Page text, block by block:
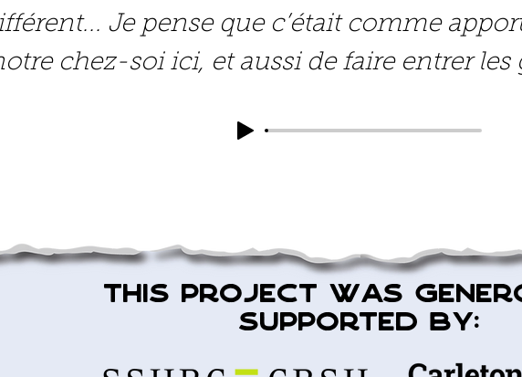
Je pense que c’était comme
chez-soi ici, et aussi de faire entrer les
This project was
supported by: